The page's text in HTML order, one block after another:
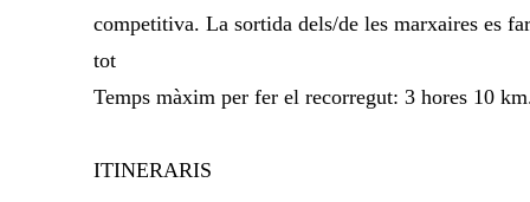
competitiva. La sortida dels/de les marxaires es
tot
Temps màxim per fer el recorregut: 3 hores 10
ITINERARIS